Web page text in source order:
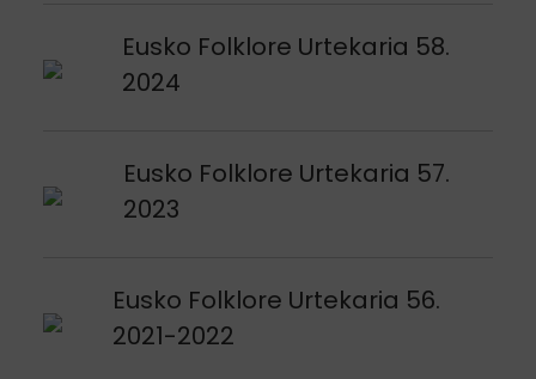
Eusko Folklore Urtekaria 58.
2024
Argitalpena ikusi
Eusko Folklore Urtekaria 57.
2023
Argitalpena ikusi
Eusko Folklore Urtekaria 56.
2021-2022
Argitalpena ikusi